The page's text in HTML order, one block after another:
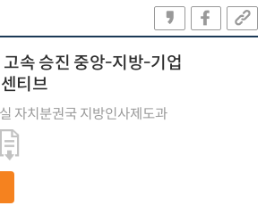
속 승진 중앙-지방-기업
티브
자치분권국 지방인사제도과